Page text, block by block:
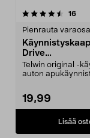
16
Pienrauta
Drive
Mini/9000/
0/1750, EC5
Telwin original -
auton
19,99
Lisää
4.0 viidestä